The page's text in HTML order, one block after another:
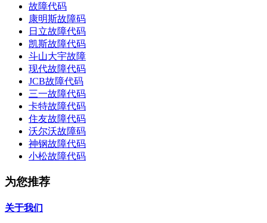
故障代码
康明斯故障码
日立故障代码
凯斯故障代码
斗山大宇故障
现代故障代码
JCB故障代码
三一故障代码
卡特故障代码
住友故障代码
沃尔沃故障码
神钢故障代码
小松故障代码
为您推荐
关于我们